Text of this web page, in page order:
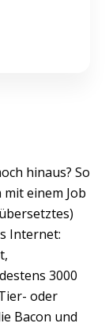
hinaus? So
einem Job
Internet:
3000
oder
Bacon und